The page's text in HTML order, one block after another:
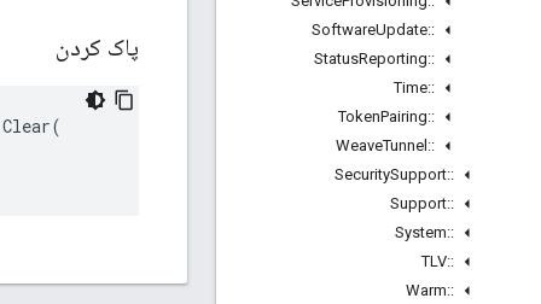
::
SoftwareUpdate
::
StatusReporting
::
Time
::
TokenPairing
::
WeaveTunnel
::
SecuritySupport
::
Support
::
System
::
TLV
::
Warm
پاک کردن